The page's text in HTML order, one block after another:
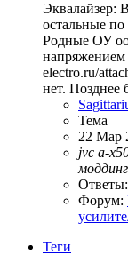
Эквалайзер:
остальные
Родные ОУ
напряжением
electro.ru/
нет. Позднее
Тема
22 Мар
jvc a-
моддинг
Форум:
Теги